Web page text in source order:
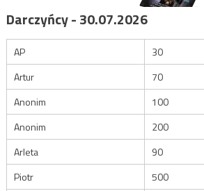
Darczyńcy - 30.07.2026
AP
30
Artur
70
Anonim
100
Anonim
200
Arleta
90
Piotr
500